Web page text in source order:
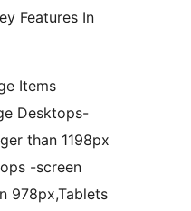
Features In
Items
Desktops-
than 1198px
-screen
978px,Tablets